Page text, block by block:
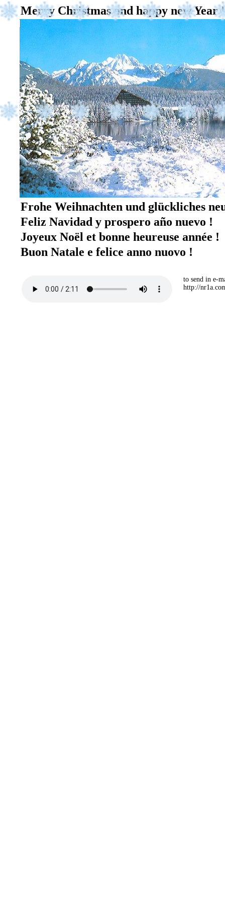
Merry Christmas and happy new Year !
Frohe Weihnachten und glückliches
Feliz Navidad y prospero año nuevo !
Joyeux Noël et bonne heureuse année !
Buon Natale e felice anno nuovo !
to send in e-
http://